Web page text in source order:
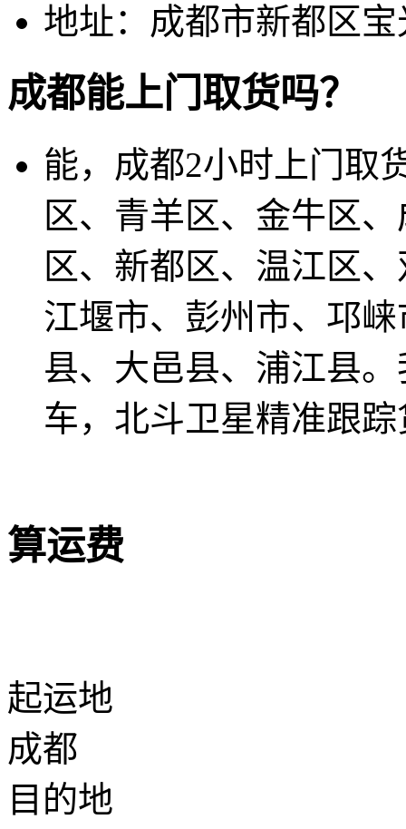
地址：成都市新都区
成都能上门取货吗？
能，成都2小时上门取
区、青羊区、金牛区
区、新都区、温江区
江堰市、彭州市、邛
县、大邑县、浦江县
车，北斗卫星精准跟
算运费
起运地
成都
目的地